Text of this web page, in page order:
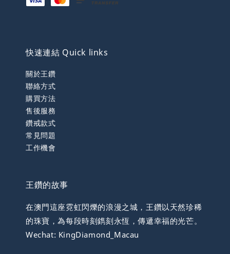
快速連結 Quick links
關於王鑽
聯絡方式
購買方法
售後服務
鑽戒款式
常見問題
工作機會
王鑽的故事
在澳門這座霓虹閃爍的浪漫之城，王鑽以天然珍稀
的珠寶，為每段時刻鐫刻永恆，傳遞幸福的光芒。
Wechat: KingDiamond_Macau